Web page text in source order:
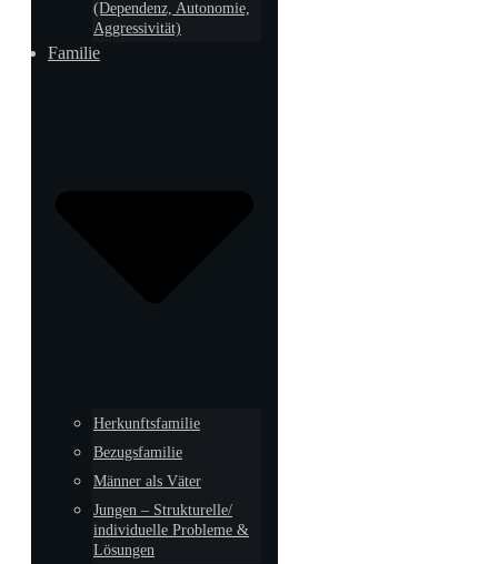
(Dependenz, Autonomie,
Aggressivität)
Familie
Herkunftsfamilie
Bezugsfamilie
Männer als Väter
Jungen – Strukturelle/
individuelle Probleme &
Lösungen